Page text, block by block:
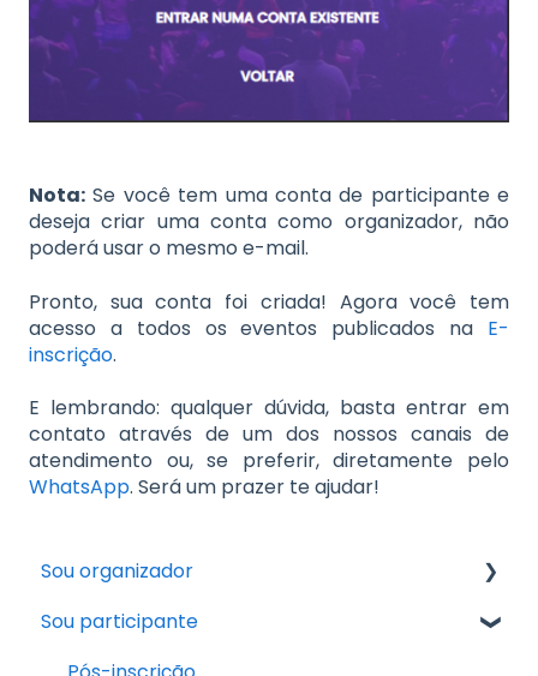
Nota: Se você tem uma conta de participante e
deseja criar uma conta como organizador, não
poderá usar o mesmo e-mail.
Pronto, sua conta foi criada! Agora você tem
acesso a todos os eventos publicados na E-
inscrição.
E lembrando: qualquer dúvida, basta entrar em
contato através de um dos nossos canais de
atendimento ou, se preferir, diretamente pelo
WhatsApp. Será um prazer te ajudar!
Sou organizador
Guia Prático: Tudo o que você precisa saber
Sou participante